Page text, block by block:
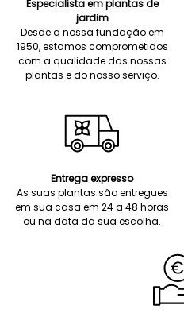
Especialista em plantas de
jardim
Desde a nossa fundação em
1950, estamos comprometidos
com a qualidade das nossas
plantas e do nosso serviço.
Entrega expresso
As suas plantas são entregues
em sua casa em 24 a 48 horas
ou na data da sua escolha.